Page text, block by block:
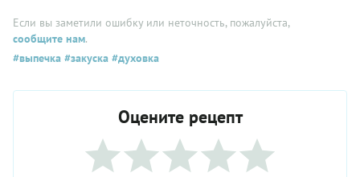
Если вы заметили ошибку или неточность, пожалуйста,
сообщите нам.
#выпечка #закуска #духовка
Оцените рецепт